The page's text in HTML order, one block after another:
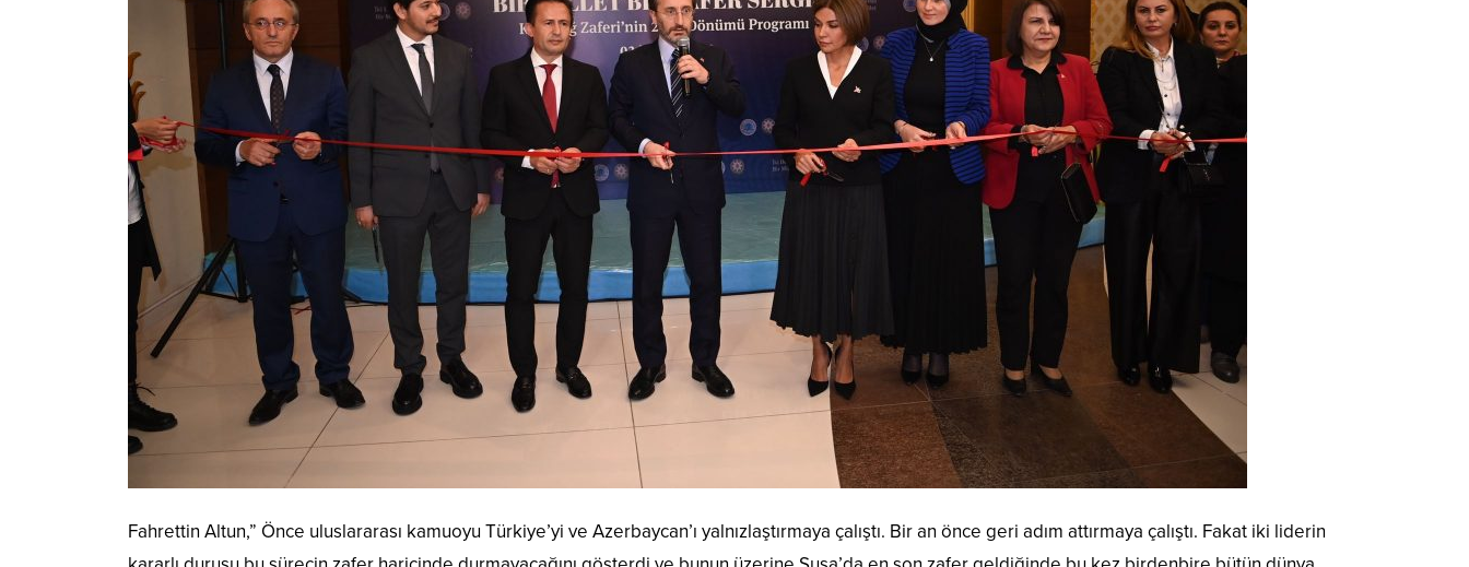
Fahrettin Altun,” Önce uluslararası kamuoyu Türkiye’yi ve Azerbaycan’ı yalnızlaştırmaya çalıştı. Bir an önce geri adım attırmaya çalıştı. Fakat iki liderin